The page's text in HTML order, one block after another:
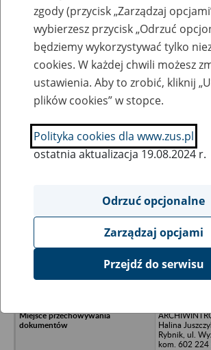
Nazwa zakładu pracy:
SZUKAJ
Ukryj wszystkie pozycje bazy
EKO MAR Sp.
Halina
Rybnik, ul.
kom. 602 224
zgody (przycisk „Zarządzaj
wybierzesz przycisk „Odrzuć
będziemy wykorzystywać tylko
cookies. W każdej chwili możesz
ustawienia. Aby to zrobić, kliknij
plików cookies” w stopce.
Polityka cookies dla www.zus.pl
ostatnia aktualizacja 19.08.2024 r.
Odrzuć opcjonalne
Zarządzaj opcjami
Przejdź do serwisu